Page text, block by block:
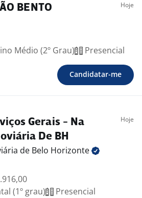
BENTO Hoje
Médio (2º Grau) Presencial
Candidatar-me
Gerais - Na
De BH
Hoje
de Belo Horizonte
(1º grau)
Presencial